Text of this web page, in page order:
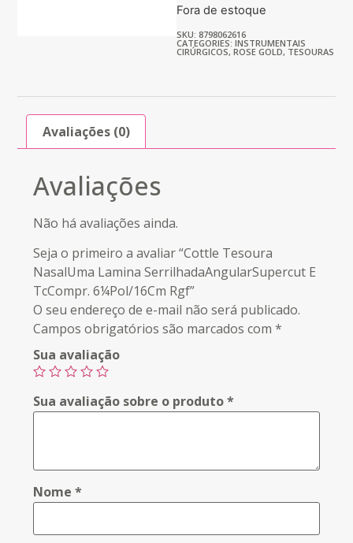
Fora de estoque
SKU: 8798062616
CATEGORIES: INSTRUMENTAIS
CIRÚRGICOS, ROSE GOLD, TESOURAS
Avaliações (0)
Avaliações
Não há avaliações ainda.
Seja o primeiro a avaliar “Cottle Tesoura
NasalUma Lamina SerrilhadaAngularSupercut E
TcCompr. 6¼Pol/16Cm Rgf”
O seu endereço de e-mail não será publicado.
Campos obrigatórios são marcados com*
Sua avaliação
Sua avaliação sobre o produto*
Nome*